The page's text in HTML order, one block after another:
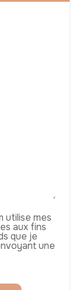
utilise mes
aux fins
que je
une